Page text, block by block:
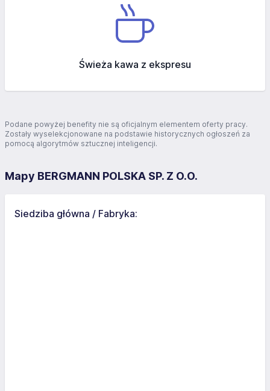
Świeża kawa z ekspresu
Podane powyżej benefity nie są oficjalnym elementem oferty pracy.
Zostały wyselekcjonowane na podstawie historycznych ogłoszeń za
pomocą algorytmów sztucznej inteligencji.
Mapy BERGMANN POLSKA SP. Z O.O.
Siedziba główna / Fabryka: